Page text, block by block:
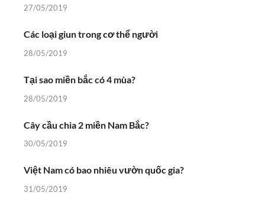
27/05/2019
Các loại giun trong cơ thể người
28/05/2019
Tại sao miền bắc có 4 mùa?
28/05/2019
Cây cầu chia 2 miền Nam Bắc?
30/05/2019
Việt Nam có bao nhiêu vườn quốc gia?
31/05/2019